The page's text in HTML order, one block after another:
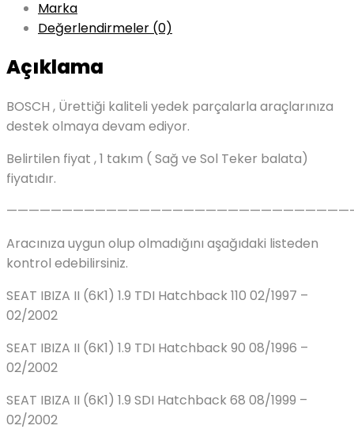
Marka
Değerlendirmeler (0)
Açıklama
BOSCH , Ürettiği kaliteli yedek parçalarla araçlarınıza
destek olmaya devam ediyor.
Belirtilen fiyat , 1 takım ( Sağ ve Sol Teker balata)
fiyatıdır.
Aracınıza uygun olup olmadığını aşağıdaki listeden
kontrol edebilirsiniz.
SEAT IBIZA II (6K1) 1.9 TDI Hatchback 110 02/1997 –
02/2002
SEAT IBIZA II (6K1) 1.9 TDI Hatchback 90 08/1996 –
02/2002
SEAT IBIZA II (6K1) 1.9 SDI Hatchback 68 08/1999 –
02/2002